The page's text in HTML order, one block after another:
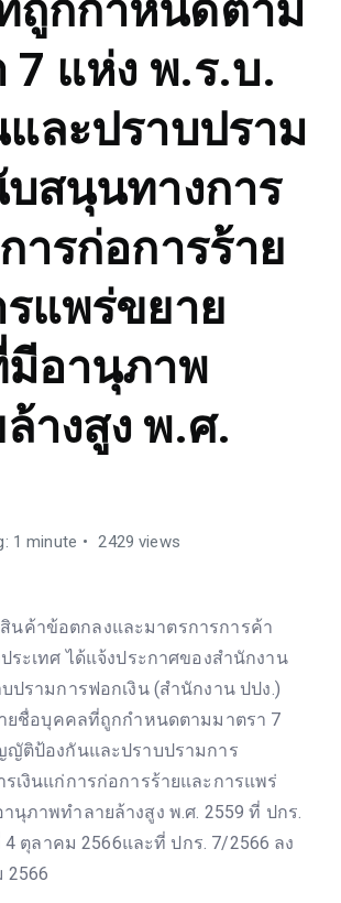
7 แห่ง พ.ร.บ.
ละปราบปราม
สนุนทางการ
ารก่อการร้าย
แพร่ขยาย
มีอานุภาพ
างสูง พ.ศ.
1 minute 2429 views
ค้าข้อตกลงและมาตรการการค้า
ระเทศ ได้แจ้งประกาศของสำนักงาน
ปรามการฟอกเงิน (สำนักงาน ปปง.)
ายชื่อบุคคลที่ถูกกำหนดตามมาตรา 7
ติป้องกันและปราบปรามการ
เงินแก่การก่อการร้ายและการแพร่
นุภาพทำลายล้างสูง พ.ศ. 2559 ที่ ปกร.
ตุลาคม 2566และที่ ปกร. 7/2566 ลง
2566